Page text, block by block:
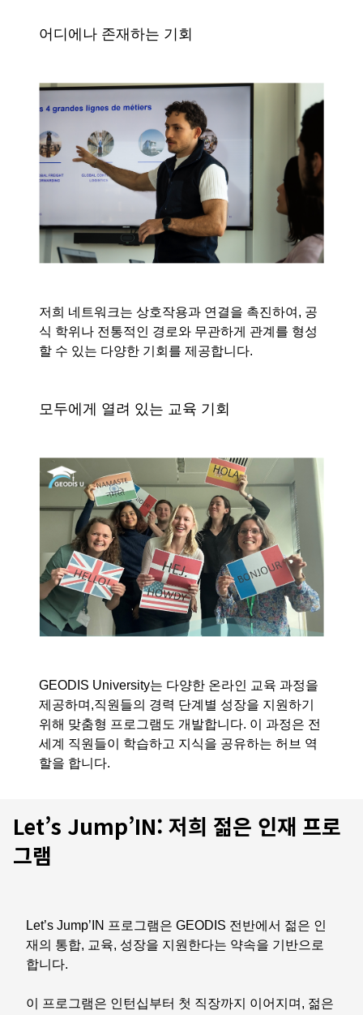
어디에나 존재하는 기회
Keepeek
저희 네트워크는 상호작용과 연결을 촉진하여, 공
식 학위나 전통적인 경로와 무관하게 관계를 형성
할 수 있는 다양한 기회를 제공합니다.
모두에게 열려 있는 교육 기회
Keepeek
GEODIS University는 다양한 온라인 교육 과정을
제공하며,직원들의 경력 단계별 성장을 지원하기
위해 맞춤형 프로그램도 개발합니다. 이 과정은 전
세계 직원들이 학습하고 지식을 공유하는 허브 역
할을 합니다.
Let’s Jump’IN: 저희 젊은 인재 프로
그램
Let’s Jump’IN 프로그램은 GEODIS 전반에서 젊은 인
재의 통합, 교육, 성장을 지원한다는 약속을 기반으로
합니다.
이 프로그램은 인턴십부터 첫 직장까지 이어지며, 젊은